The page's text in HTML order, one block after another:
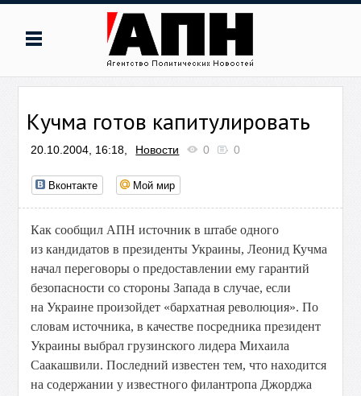
Кучма готов капитулировать
20.10.2004, 16:18, Новости 0 0
Вконтакте Мой мир
Как сообщил АПН источник в штабе одного
из кандидатов в президенты Украины, Леонид Кучма
начал переговоры о предоставлении ему гарантий
безопасности со стороны Запада в случае, если
на Украине произойдет «бархатная революция». По
словам источника, в качестве посредника президент
Украины выбрал грузинского лидера Михаила
Саакашвили. Последний известен тем, что находится
на содержании у известного филантропа Джорджа